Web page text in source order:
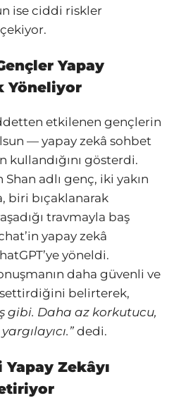
ise ciddi riskler
Yapay
Yöneliyor
etkilenen gençlerin
— yapay zekâ sohbet
kullandığını gösterdi.
adlı genç, iki yakın
biri bıçaklanarak
travmayla baş
yapay zekâ
yöneldi.
daha güvenli ve
belirterek,
gibi. Daha az korkutucu,
dedi.
Zekâyı